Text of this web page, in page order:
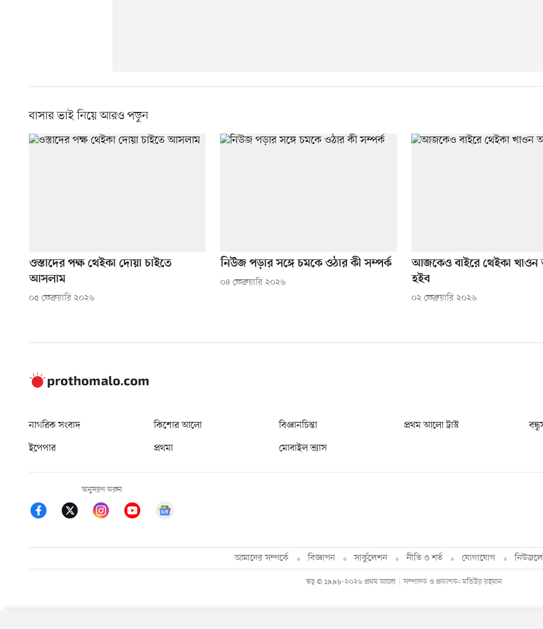
বাসার ভাই নিয়ে আরও পড়ুন
ওস্তাদের পক্ষ থেইকা দোয়া চাইতে
আসলাম
০৫ ফেব্রুয়ারি ২০২৬
নিউজ পড়ার সঙ্গে চমকে ওঠার কী সম্পর্ক
০৪ ফেব্রুয়ারি ২০২৬
আজকেও বাইরে থেইকা
হইব
০২ ফেব্রুয়ারি ২০২৬
নাগরিক সংবাদ কিশোর আলো বিজ্ঞানচিন্তা প্রথম আলো ট্রাস্ট
ইপেপার
প্রথমা মোবাইল ভ্যাস
অনুসরণ করুন
আমাদের সম্পর্কে বিজ্ঞাপন সার্কুলেশন নীতি ও শর্ত যোগাযোগ
স্বত্ব © ১৯৯৮-২০২৬ প্রথম আলো সম্পাদক ও প্রকাশক: মতিউর রহমান